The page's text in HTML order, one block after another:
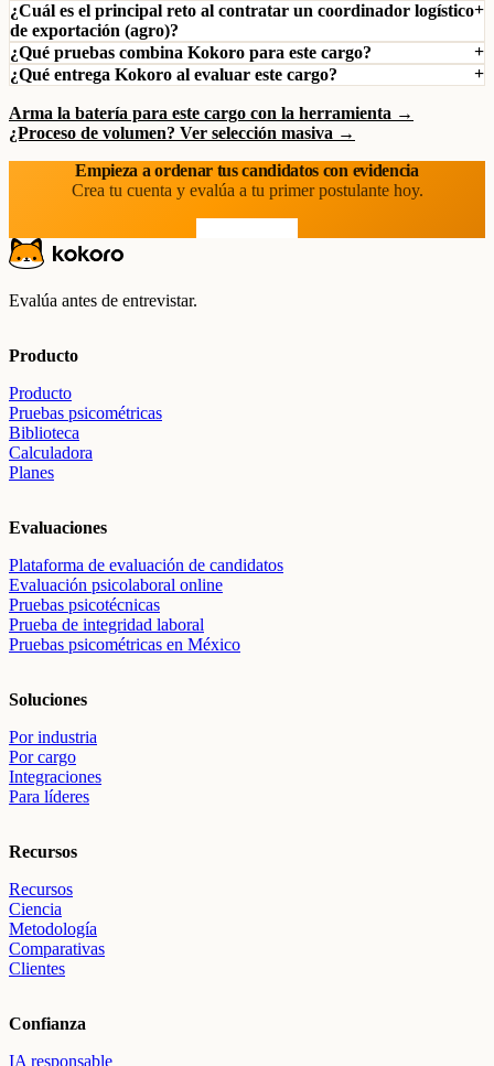
¿Cuál es el principal reto al contratar un coordinador logístico
de exportación (agro)?
¿Qué pruebas combina Kokoro para este cargo?
¿Qué entrega Kokoro al evaluar este cargo?
Arma la batería para este cargo con la herramienta →
¿Proceso de volumen? Ver selección masiva →
Empieza a ordenar tus candidatos con evidencia
Crea tu cuenta y evalúa a tu primer postulante hoy.
Evalúa antes de entrevistar.
Producto
Producto
Pruebas psicométricas
Biblioteca
Calculadora
Planes
Evaluaciones
Plataforma de evaluación de candidatos
Evaluación psicolaboral online
Pruebas psicotécnicas
Prueba de integridad laboral
Pruebas psicométricas en México
Soluciones
Por industria
Por cargo
Integraciones
Para líderes
Recursos
Recursos
Ciencia
Metodología
Comparativas
Clientes
Confianza
IA responsable